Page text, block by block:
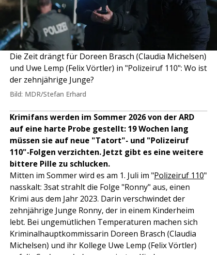
Die Zeit drängt für Doreen Brasch (Claudia Michelsen)
und Uwe Lemp (Felix Vörtler) in "Polizeiruf 110": Wo ist
der zehnjährige Junge?
Bild: MDR/Stefan Erhard
Krimifans werden im Sommer 2026 von der ARD
auf eine harte Probe gestellt: 19 Wochen lang
müssen sie auf neue "Tatort"- und "Polizeiruf
110"-Folgen verzichten. Jetzt gibt es eine weitere
bittere Pille zu schlucken.
Mitten im Sommer wird es am 1. Juli im "Polizeiruf 110"
nasskalt: 3sat strahlt die Folge "Ronny" aus, einen
Krimi aus dem Jahr 2023. Darin verschwindet der
zehnjährige Junge Ronny, der in einem Kinderheim
lebt. Bei ungemütlichen Temperaturen machen sich
Kriminalhauptkommissarin Doreen Brasch (Claudia
Michelsen) und ihr Kollege Uwe Lemp (Felix Vörtler)